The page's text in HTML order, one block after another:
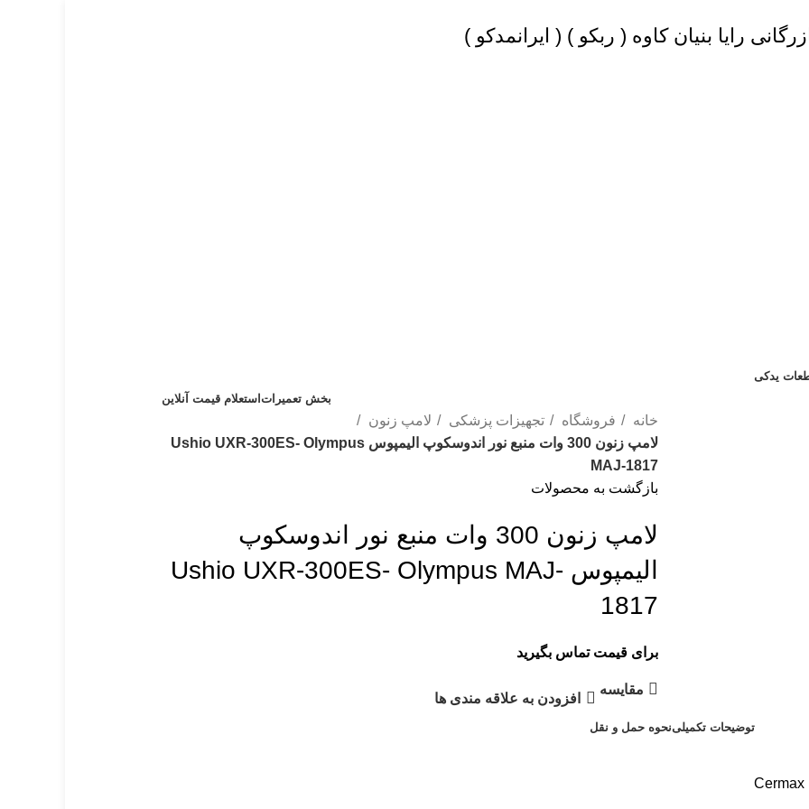
رایا بنیان کاوه ( ربکو ) ( ایرانمدکو )
یدکی
بخش تعمیرات استعلام قیمت آنلاین
خانه فروشگاه تجهیزات پزشکی
لامپ زنون
لامپ زنون 300 وات منبع نور اندوسکوپ الیمپوس Ushio UXR-300ES- Olympus
MAJ-1817
بازگشت به محصولات
لامپ زنون 300 وات منبع نور اندوسکوپ
الیمپوس Ushio UXR-300ES- Olympus MAJ-
1817
برای قیمت تماس بگیرید
مقایسه
افزودن به علاقه مندی ها
توضیحات تکمیلینحوه حمل و نقل
Cermax